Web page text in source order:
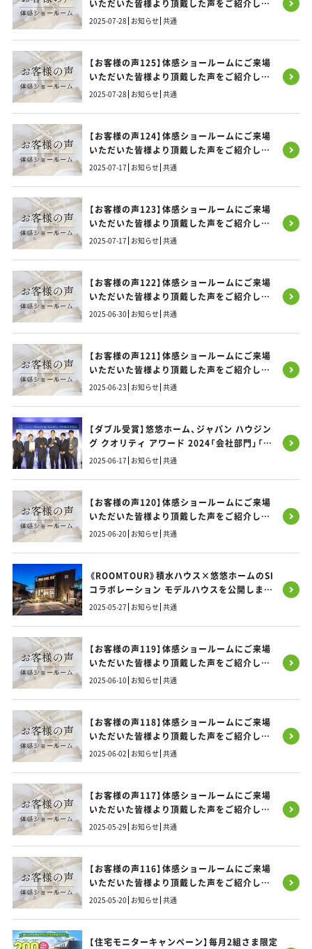
いただいた皆様より頂戴した声をご紹介しま
す！
2025-07-28 お知らせ 共通
【お客様の声125】体感ショールームにご来場
いただいた皆様より頂戴した声をご紹介しま
す！
2025-07-28 お知らせ 共通
【お客様の声124】体感ショールームにご来場
いただいた皆様より頂戴した声をご紹介しま
す！
2025-07-17 お知らせ 共通
【お客様の声123】体感ショールームにご来場
いただいた皆様より頂戴した声をご紹介しま
す！
2025-07-17 お知らせ 共通
【お客様の声122】体感ショールームにご来場
いただいた皆様より頂戴した声をご紹介しま
す！
2025-06-30 お知らせ 共通
【お客様の声121】体感ショールームにご来場
いただいた皆様より頂戴した声をご紹介しま
す！
2025-06-23 お知らせ 共通
【ダブル受賞】悠悠ホーム、ジャパン ハウジン
グ クオリティ アワード 2024「会社部門」「建
物部門」で最優秀賞を獲得！
2025-06-17 お知らせ 共通
【お客様の声120】体感ショールームにご来場
いただいた皆様より頂戴した声をご紹介しま
す！
2025-06-20 お知らせ 共通
《ROOMTOUR》積水ハウス×悠悠ホームのSI
コラボレーション モデルハウスを公開しまし
た！／大野城SIモデルハウス
2025-05-27 お知らせ 共通
【お客様の声119】体感ショールームにご来場
いただいた皆様より頂戴した声をご紹介しま
す！
2025-06-10 お知らせ 共通
【お客様の声118】体感ショールームにご来場
いただいた皆様より頂戴した声をご紹介しま
す！
2025-06-02 お知らせ 共通
【お客様の声117】体感ショールームにご来場
いただいた皆様より頂戴した声をご紹介しま
す！
2025-05-29 お知らせ 共通
【お客様の声116】体感ショールームにご来場
いただいた皆様より頂戴した声をご紹介しま
す！
2025-05-20 お知らせ 共通
【住宅モニターキャンペーン】毎月2組さま限定